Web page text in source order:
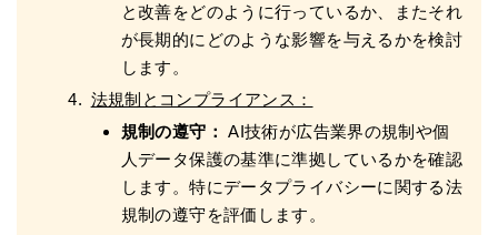
と改善をどのように行っているか、またそれ
が長期的にどのような影響を与えるかを検討
します。
法規制とコンプライアンス：
規制の遵守： AI技術が広告業界の規制や個
人データ保護の基準に準拠しているかを確認
します。特にデータプライバシーに関する法
規制の遵守を評価します。